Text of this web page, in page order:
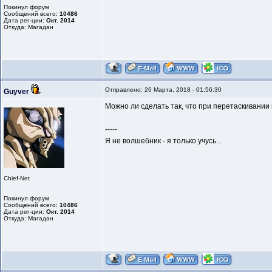
Покинул форум
Сообщений всего: 10486
Дата рег-ции: Окт. 2014
Откуда: Магадан
Guyver Отправлено: 26 Марта, 2018 - 01:56:30
Chief-Net
Покинул форум
Сообщений всего: 10486
Дата рег-ции: Окт. 2014
Откуда: Магадан
Можно ли сделать так, что при
-----
Я не волшебник - я только учусь...